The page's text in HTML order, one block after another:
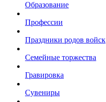
Образование
Профессии
Праздники родов войск
Семейные торжества
Гравировка
Сувениры